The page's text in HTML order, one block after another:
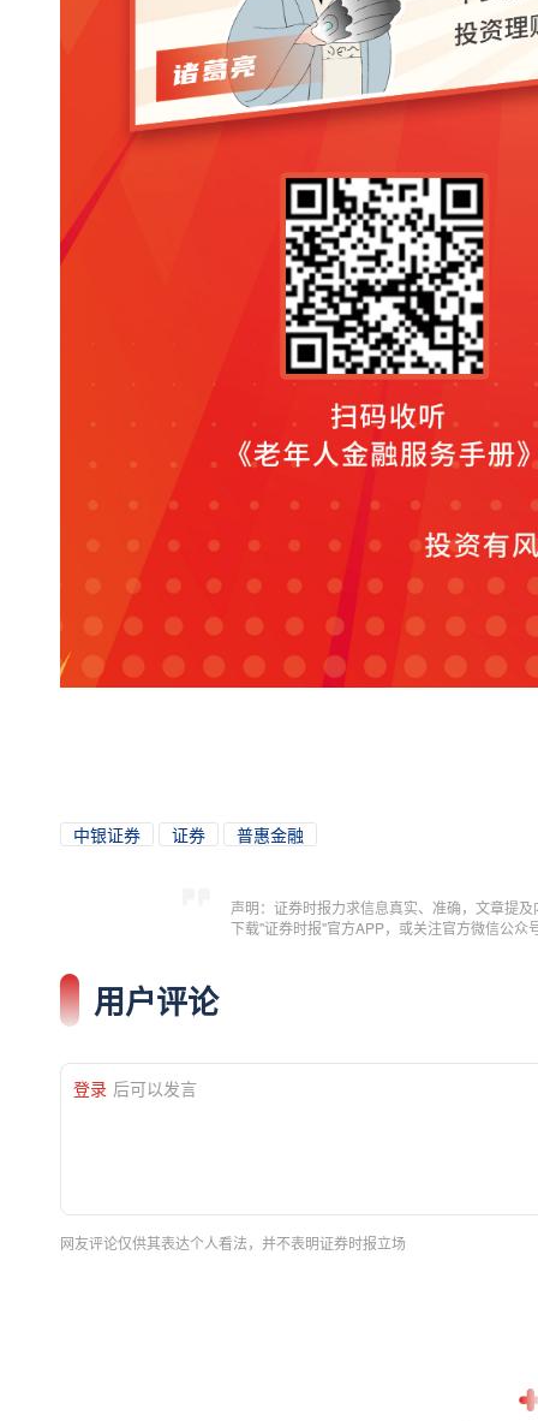
中银证券 证券 普惠金融
声明：证券时报力求信息真实、准确，文章提
下载"证券时报"官方APP，或关注官方微信公
用户评论
登录 后可以发言
网友评论仅供其表达个人看法，并不表明证券时报立场